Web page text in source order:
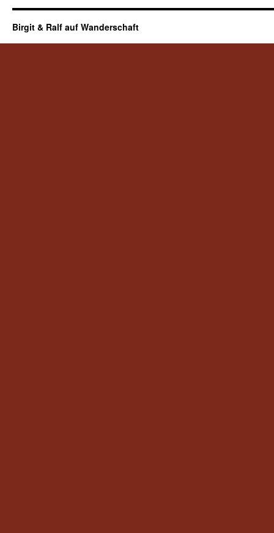
Birgit & Ralf auf Wanderschaft